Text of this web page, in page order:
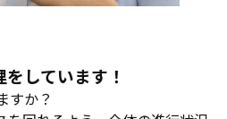
しています！
すか？